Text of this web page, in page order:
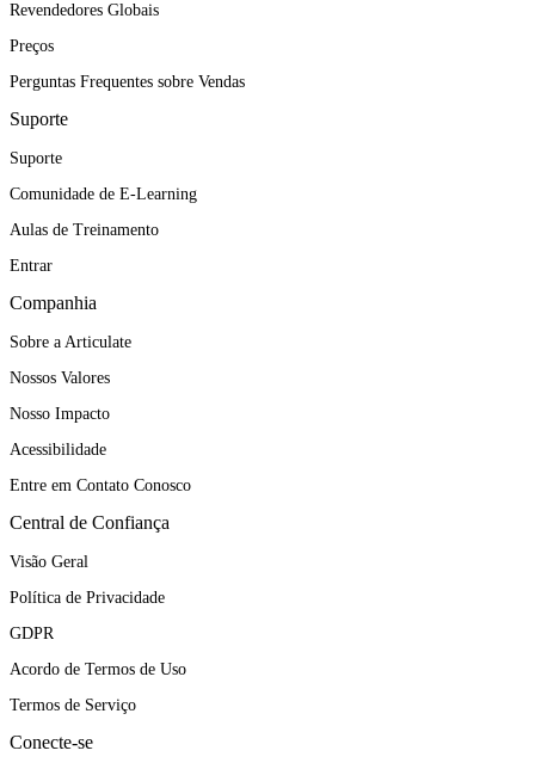
Revendedores Globais
Preços
Perguntas Frequentes sobre Vendas
Suporte
Suporte
Comunidade de E-Learning
Aulas de Treinamento
Entrar
Companhia
Sobre a Articulate
Nossos Valores
Nosso Impacto
Acessibilidade
Entre em Contato Conosco
Central de Confiança
Visão Geral
Política de Privacidade
GDPR
Acordo de Termos de Uso
Termos de Serviço
Conecte-se